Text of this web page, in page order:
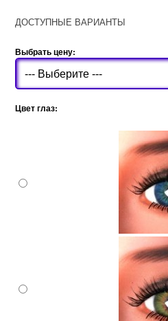
ДОСТУПНЫЕ ВАРИАНТЫ
Выбрать цену:
Цвет глаз: